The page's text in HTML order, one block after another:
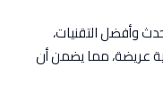
وأفضل التقنيات،
عريضة، مما يضمن أن